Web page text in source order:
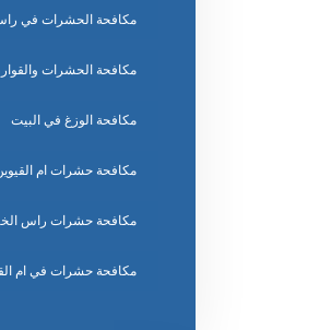
مكافحة الحشرات في
مكافحة الحشرات
مكافحة الوزغ في البيت
مكافحة حشرات ام
مكافحة حشرات راس
مكافحة حشرات في ام